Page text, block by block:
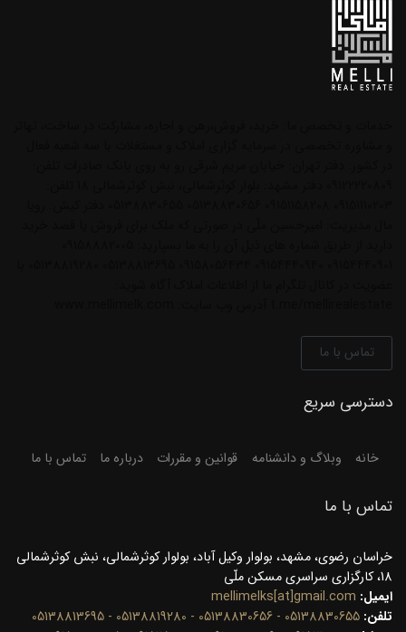
تماس با ما
دسترسی سریع
خانه وبلاگ و دانشنامه قوانین و مقررات درباره ما تماس با ما
تماس با ما
خراسان رضوی، مشهد، بولوار وکیل آباد، بولوار کوثرشمالی، نبش کوثرشمالی
18، کارگزاری سراسری مسکن ملّی
ایمیل: mellimelks[at]gmail.com
تلفن: 05138830655 - 05138830656 - 05138819280 - 05138813695